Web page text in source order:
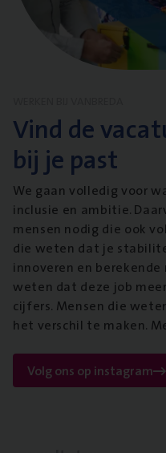
Vind de
bij je past
We gaan volledig voor
inclusie en ambitie.
mensen nodig die ook
die weten dat je
innoveren en berekende
weten dat deze job
cijfers. Mensen die
het verschil te maken.
Volg ons op instagram